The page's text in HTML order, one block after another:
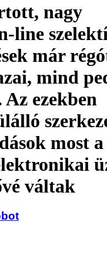
nagy
line
már
mind
ezekben
most
váltak